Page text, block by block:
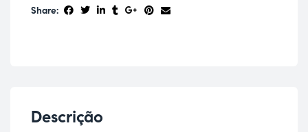
Share:
Descrição